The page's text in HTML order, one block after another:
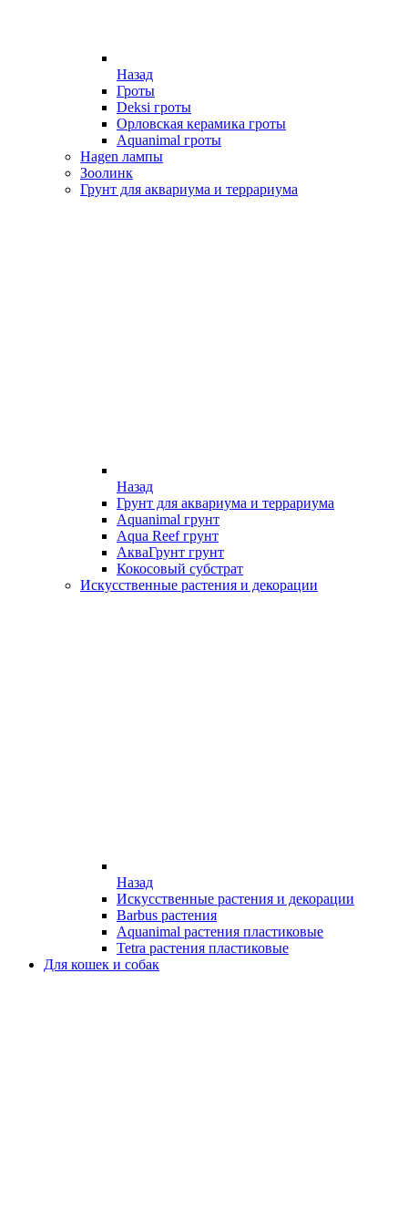
Назад
Гроты
Deksi гроты
Орловская керамика гроты
Aquanimal гроты
Hagen лампы
Зоолинк
Грунт для аквариума и террариума
Назад
Грунт для аквариума и террариума
Aquanimal грунт
Aqua Reef грунт
АкваГрунт грунт
Кокосовый субстрат
Искусственные растения и декорации
Назад
Искусственные растения и декорации
Barbus растения
Aquanimal растения пластиковые
Tetra растения пластиковые
Для кошек и собак